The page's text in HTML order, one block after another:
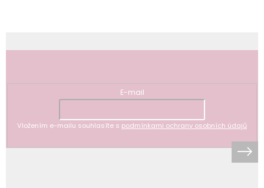
E-mail
Vložením e-mailu souhlasíte s podmínkami ochrany osobních údajů